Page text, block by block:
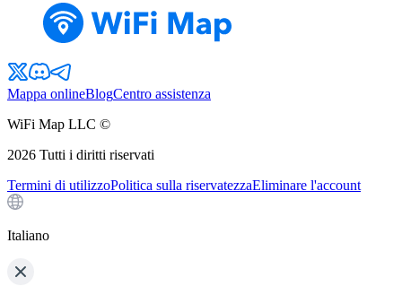
Mappa onlineBlogCentro assistenza
WiFi Map LLC ©
2026 Tutti i diritti riservati
Termini di utilizzoPolitica sulla riservatezzaEliminare l'account
Italiano